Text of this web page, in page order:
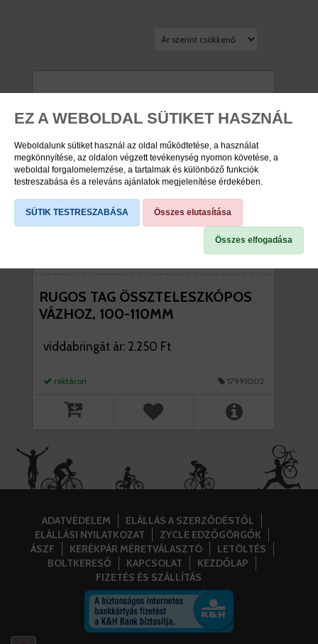
EZ A WEBOLDAL SÜTIKET HASZNÁL
Weboldalunk sütiket használ az oldal működtetése, a használat
megkönnyítése, az oldalon végzett tevékenység nyomon követése, a
weboldal forgalomelemzése, a tartalmak és különböző funkciók
testreszabása és a releváns ajánlatok megjelenítése érdekében.
SÜTIK TESTRESZABÁSA Összes elutasítása
Összes elfogadása
RUGOS TAG ÖSSZTELESZKÓPOS
VÁZHOZ, 100-110MM
viddabringát ár: 2.250 Ft
raktáron 17991002
ADATVÉDELEM
ELÁLLÁS A SZERZŐDÉSTŐL
ELÁLLÁSI NYILATKOZAT
ZYCLE EDZŐGÖRGŐK
ÁSZF
KERÉKPÁR MÉRETVÁLASZTÓ
LETÖLTÉS
BOLTKERESŐ
KAPCSOLAT
KEZDŐLAP
FIZETÉS ÉS SZÁLLÍTÁS